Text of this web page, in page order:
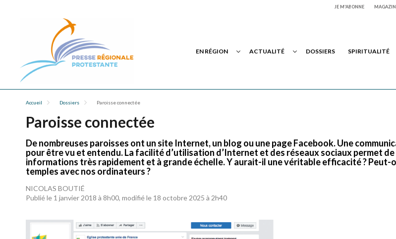
JE M'ABONNE
EN RÉGION ACTUALITÉ DOSSIERS SPIRITUALITÉ
Accueil Dossiers Paroisse connectée
Paroisse connectée
De nombreuses paroisses ont un site Internet, un blog ou une page Facebook. Une
pour être vu et entendu. La facilité d’utilisation d’Internet et des réseaux sociaux permet
informations très rapidement et à grande échelle. Y aurait-il une véritable efficacité ? Peut-
temples avec nos ordinateurs ?
NICOLAS BOUTIÉ
Publié le 1 janvier 2018 à 8h00, modifié le 18 octobre 2025 à 2h40